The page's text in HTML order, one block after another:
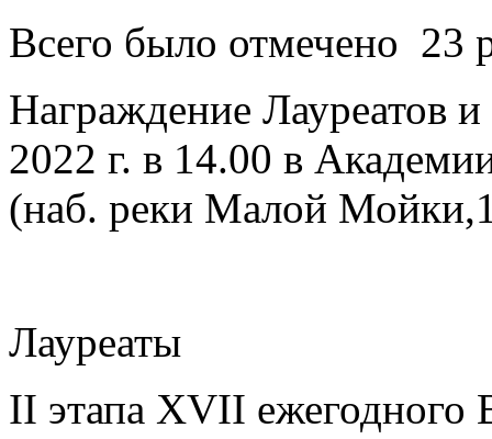
Всего было отмечено 23
Награждение Лауреатов
2022 г. в 14.00 в
(наб. реки Малой
Лауреаты
II этапа XVII ежегодного